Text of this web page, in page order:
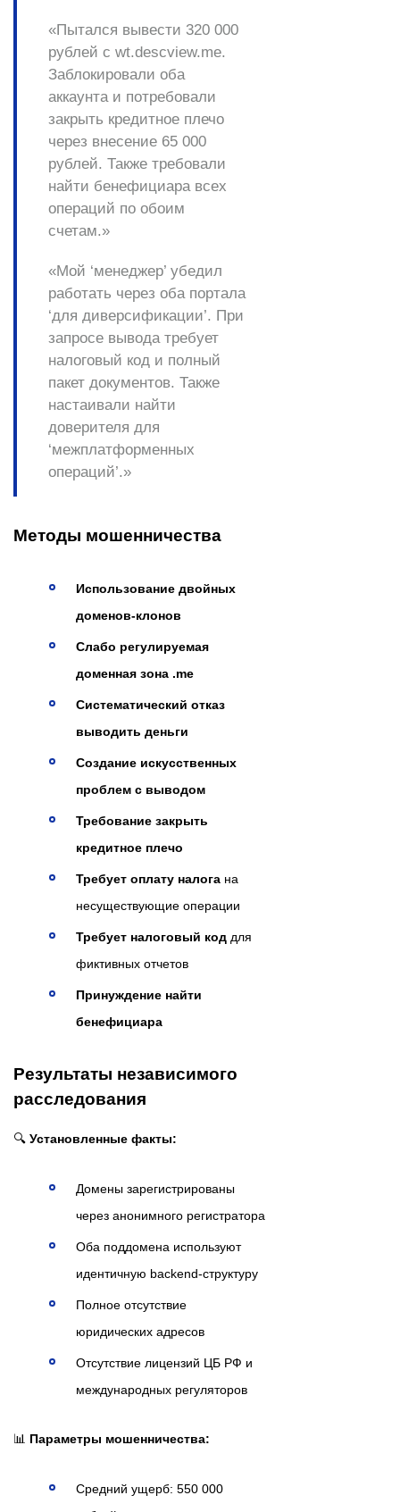
«Пытался вывести 320 000
рублей с wt.descview.me.
Заблокировали оба
аккаунта и потребовали
закрыть кредитное плечо
через внесение 65 000
рублей. Также требовали
найти бенефициаравсех
операций по обоим
счетам.»
«Мой ‘менеджер’ убедил
работать через оба портала
‘для диверсификации’. При
запросе вывода требует
налоговый код и полный
пакет документов. Также
настаивали найти
доверителя для
‘межплатформенных
операций’.»
Методы мошенничества
Использование двойных
доменов-клонов
Слабо регулируемая
доменная зона .me
Систематический отказ
выводить деньги
Создание искусственных
проблем с выводом
Требование закрыть
кредитное плечо
Требует оплату налога на
несуществующие операции
Требует налоговый код для
фиктивных отчетов
Принуждение найти
бенефициара
Результаты независимого
расследования
🔍 Установленные факты:
Домены зарегистрированы
через анонимного регистратора
Оба поддомена используют
идентичную backend-структуру
Полное отсутствие
юридических адресов
Отсутствие лицензий ЦБ РФ и
международных регуляторов
📊 Параметры мошенничества:
Средний ущерб: 550 000